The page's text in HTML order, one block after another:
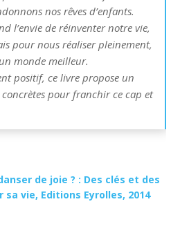
nos rêves d’enfants.
l’envie de réinventer notre vie,
pour nous réaliser pleinement,
monde meilleur.
positif, ce livre propose un
concrètes pour franchir ce cap et
de joie ? : Des clés et des
vie, Editions Eyrolles, 2014